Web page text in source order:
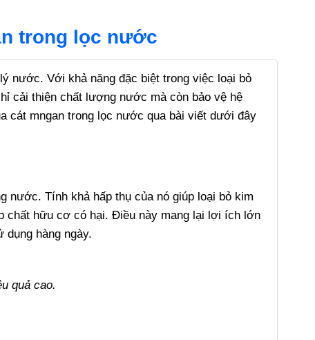
trong lọc nước
nước. Với khả năng đặc biệt trong việc loại bỏ
cải thiện chất lượng nước mà còn bảo vệ hệ
cát mngan trong lọc nước qua bài viết dưới đây
nước. Tính khả hấp thụ của nó giúp loại bỏ kim
chất hữu cơ có hại. Điều này mang lại lợi ích lớn
hàng ngày.
quả cao.